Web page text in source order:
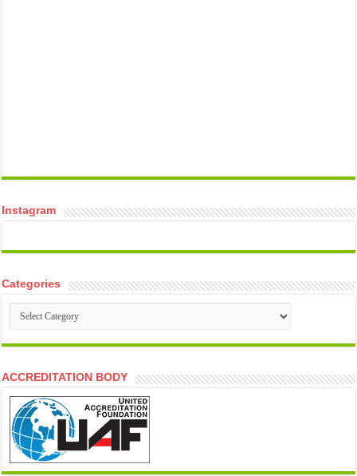
temp mail
Instagram
Categories
Categories
ACCREDITATION BODY